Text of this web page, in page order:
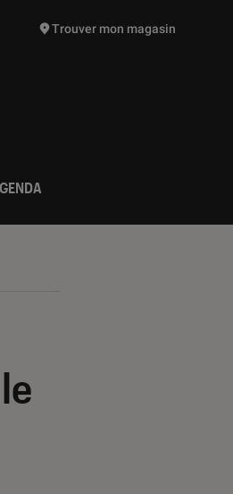
vont vous être proposées
Trouver mon magasin